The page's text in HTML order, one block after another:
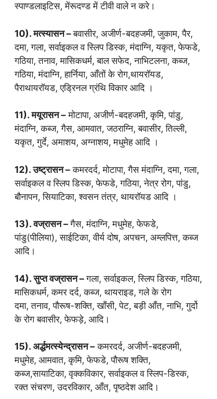
स्पाण्डलाइटिस, मेंरूदण्ड में टीवी वाले न करे।
10). मत्स्यासन –बवासीर, अजीर्ण-बदहजमी, जुकाम, पैर,
दमा, गला, सर्वाइकल व स्लिप डिस्क, मंदाग्नि, यकृत, फेफडे,
गठिया, तनाव, मासिकधर्म, बाल सफेद, नाभिटलना, कब्ज,
गठिया, मंदाग्नि, हार्निया, आँतों के रोग,थायरॉयड,
पैराथायरॉयड, एड्रिनल ग्रंथि विकार आदि ।
11). मयूरासन –मोटापा, अजीर्ण-बदहजमी, कृमि, पांडु,
मंदाग्नि, कब्ज, गैस, आमवात, जठराग्नि, बवासीर, तिल्ली,
यकृत, गुर्दे, अमाशय, अग्नाशय, मधुमेह आदि ।
12). उष्ट्रासन –कमरदर्द, मोटापा, गैस मंदाग्नि, दमा, गला,
सर्वाइकल व स्लिप डिस्क, फेफडे, गठिया, नेत्र रोग, पांडु,
बौनापन, सियाटिका, श्वसन तंत्र, थायरॉयड आदि ।
13). वज्रासन –गैस, मंदाग्नि, मधुमेह, फेफडे,
पांडु(पीलिया), साईटिका, वीर्य दोष, अपचन, अम्लपित्त, कब्ज
आदि।
14). सुप्त वज्रासन –गला, सर्वाइकल, स्लिप डिस्क, गठिया,
मासिकधर्म, कमर दर्द, कब्ज, थायराइड, गले के रोग
दमा, तनाव, पौरूष-शक्ति, खाँसी, पेट, बड़ी आँत, नाभि, गुर्दो
के रोग बवासीर, फेफड़े, आदि।
15). अर्द्धमत्स्येन्द्रासन –कमरदर्द, अजीर्ण-बदहजमी,
मधुमेह, आमवात, कृमि, फेफडे, पौरूष शक्ति,
कब्ज,सायाटिका, वृक्कविकार, सर्वाइकल व स्लिप-डिस्क,
रक्त संचरण, उदरविकार, आँत, पृष्ठदेश आदि।